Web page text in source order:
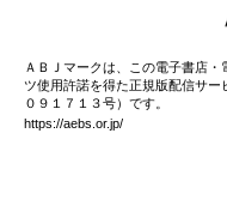
ＡＢＪマークは、この電子書店
ツ使用許諾を得た正規版配信サー
０９１７１３号）です。
https://aebs.or.jp/